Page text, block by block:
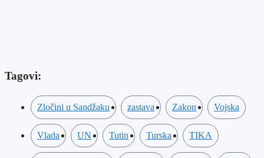
Tagovi:
Zločini u Sandžaku zastava Zakon Vojska
Vlada UN Tutin Turska TIKA